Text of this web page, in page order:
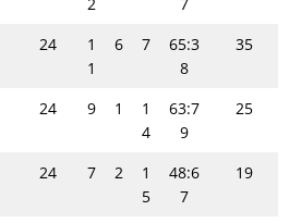
24
1
1
6 7
65:3
8
35
24 9 1
1
4
63:7
9
25
24 7 2
1
5
48:6
7
19